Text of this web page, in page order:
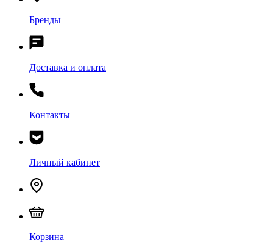
Бренды
Доставка и оплата
Контакты
Личный кабинет
Корзина